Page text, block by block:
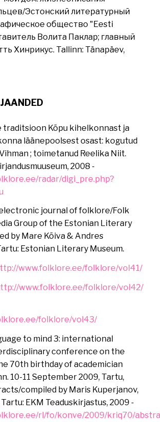
Эстонский литературный
общество "Eesti
Волита Паклар; главный
Хинрикус. Tallinn: Tänapäev,
traditsioon Kõpu kihelkonnast ja
läänepoolsest osast: kogutud
; toimetanud Reelika Niit.
2008 -
radar/digi_pre.php?
journal of folklore/Folk
Group of the Estonian Literary
by Mare Kõiva & Andres
Estonian Literary Museum.
www.folklore.ee/folklore/vol41/
www.folklore.ee/folklore/vol42/
folklore/vol43/
to mind 3: international
conference on the
70th birthday of academician
10-11 September 2009, Tartu,
compiled by Maris Kuperjanov,
EKM Teaduskirjastus, 2009 -
rl/fo/konve/2009/kriq70/